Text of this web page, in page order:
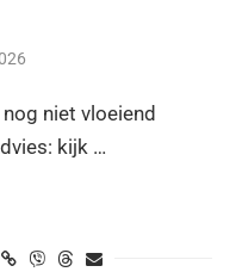
niet vloeiend
kijk …